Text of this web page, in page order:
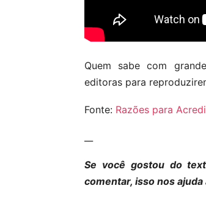
Quem sabe com
editoras para
Fonte: Razões para
Se você gostou do
comentar, isso nos